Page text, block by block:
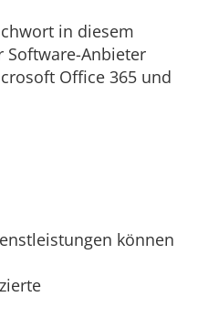
in diesem
Software-Anbieter
Office 365 und
können